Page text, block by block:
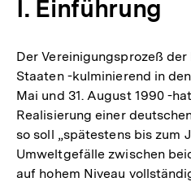
I. Einführung
Der Vereinigungsprozeß
Staaten -kulminierend in
Mai und 31. August 1990 -
Realisierung einer
so soll „spätestens bis zum
Umweltgefälle zwischen
auf hohem Niveau